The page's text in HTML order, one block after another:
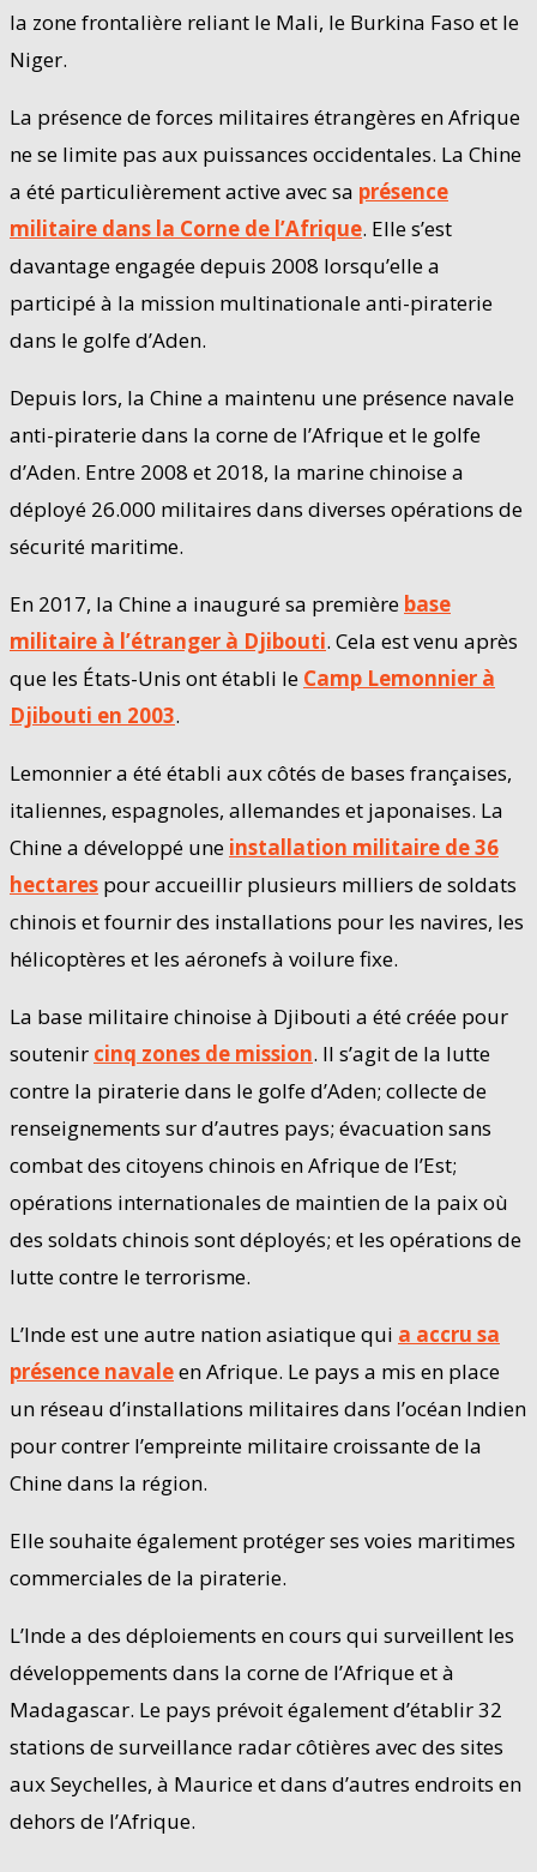
la zone frontalière reliant le Mali, le Burkina Faso et le
Niger.
La présence de forces militaires étrangères en Afrique
ne se limite pas aux puissances occidentales. La Chine
a été particulièrement active avec sa présence
militaire dans la Corne de l’Afrique. Elle s’est
davantage engagée depuis 2008 lorsqu’elle a
participé à la mission multinationale anti-piraterie
dans le golfe d’Aden.
Depuis lors, la Chine a maintenu une présence navale
anti-piraterie dans la corne de l’Afrique et le golfe
d’Aden. Entre 2008 et 2018, la marine chinoise a
déployé 26.000 militaires dans diverses opérations de
sécurité maritime.
En 2017, la Chine a inauguré sa première base
militaire à l’étranger à Djibouti. Cela est venu après
que les États-Unis ont établi le Camp Lemonnier à
Djibouti en 2003.
Lemonnier a été établi aux côtés de bases françaises,
italiennes, espagnoles, allemandes et japonaises. La
Chine a développé une installation militaire de 36
hectares pour accueillir plusieurs milliers de soldats
chinois et fournir des installations pour les navires, les
hélicoptères et les aéronefs à voilure fixe.
La base militaire chinoise à Djibouti a été créée pour
soutenir cinq zones de mission. Il s’agit de la lutte
contre la piraterie dans le golfe d’Aden; collecte de
renseignements sur d’autres pays; évacuation sans
combat des citoyens chinois en Afrique de l’Est;
opérations internationales de maintien de la paix où
des soldats chinois sont déployés; et les opérations de
lutte contre le terrorisme.
L’Inde est une autre nation asiatique qui a accru sa
présence navaleen Afrique. Le pays a mis en place
un réseau d’installations militaires dans l’océan Indien
pour contrer l’empreinte militaire croissante de la
Chine dans la région.
Elle souhaite également protéger ses voies maritimes
commerciales de la piraterie.
L’Inde a des déploiements en cours qui surveillent les
développements dans la corne de l’Afrique et à
Madagascar. Le pays prévoit également d’établir 32
stations de surveillance radar côtières avec des sites
aux Seychelles, à Maurice et dans d’autres endroits en
dehors de l’Afrique.